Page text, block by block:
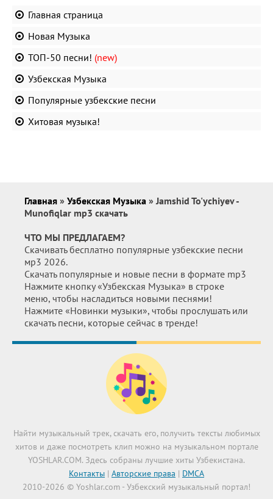
Главная страница
Новая Музыка
ТОП-50 песни! (new)
Узбекская Музыка
Популярные узбекские песни
Хитовая музыка!
Главная » Узбекская Музыка » Jamshid To'ychiyev -
Munofiqlar mp3 скачать
ЧТО МЫ ПРЕДЛАГАЕМ?
Скачивать бесплатно популярные узбекские песни
мр3 2026.
Скачать популярные и новые песни в формате mp3
Нажмите кнопку «Узбекская Музыка» в строке
меню, чтобы насладиться новыми песнями!
Нажмите «Новинки музыки», чтобы прослушать или
скачать песни, которые сейчас в тренде!
Найти музыкальный трек, скачать его, получить тексты любимых
хитов и даже посмотреть клип можно на музыкальном портале
YOSHLAR.COM. Здесь собраны лучшие хиты Узбекистана.
Контакты | Авторские права | DMCA
2010-2026 © Yoshlar.com - Узбекский музыкальный портал!